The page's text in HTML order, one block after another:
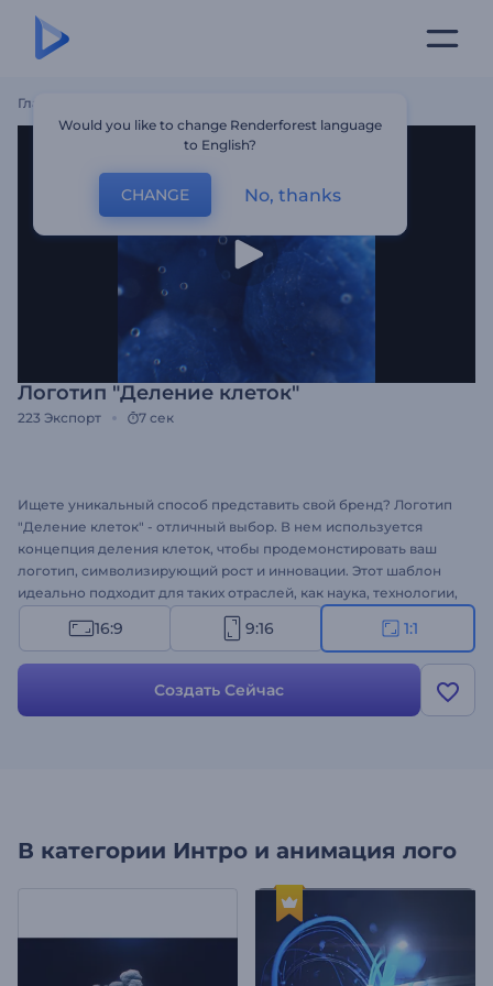
Главная
Логотип "Деление клеток"
223 Экспорт 7 сек
Ищете уникальный способ представить свой бренд? Логотип
"Деление клеток" - отличный выбор. В нем используется
концепция деления клеток, чтобы продемонстировать ваш
логотип, символизирующий рост и инновации. Этот шаблон
идеально подходит для таких отраслей, как наука, технологии,
биотехнологии или здравоохранение. Этот шаблон легко
персонализировать - просто добавьте свой логотип, напишите
атмосфере вашего бренда. Создавайте прямо сейчас и
оживите свой логотип с помощью эффектной анимации!
16:9 9:16 1:1
Создать Сейчас
В категории Интро и анимация лого
Would you like to change Renderforest language
to English?
CHANGE No, thanks